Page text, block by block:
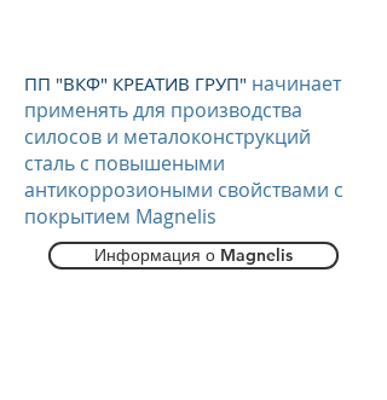
ПП "ВКФ" КРЕАТИВ ГРУП" начинает
применять для производства
силосов и металоконструкций
сталь с повышеными
антикоррозиоными свойствами с
покрытием Magnelis
Информация о Magnelis